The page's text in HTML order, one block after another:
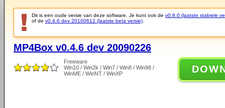
Dit is een oude versie van deze software. Je kunt ook de v0.8.0 (laatste stabiele
of de v0.4.6 dev 20100612 (laatste beta versie)
MP4Box v0.4.6 dev 20090226
Freeware
Win10 / Win2k / Win7 / Win8 / Win98 /
WinME / WinNT / WinXP